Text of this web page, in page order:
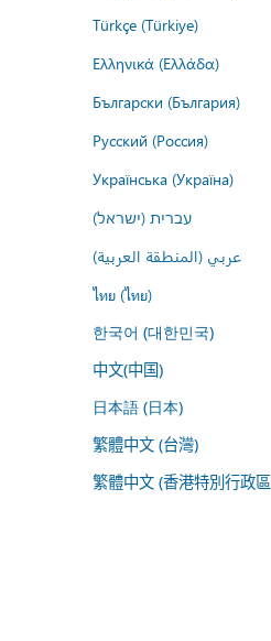
Türkçe (Türkiye)
Ελληνικά (Ελλάδα)
Български (България)
Русский (Россия)
Українська (Україна)
עברית (ישראל)
عربي (المنطقة العربية)
ไทย (ไทย)
한국어 (대한민국)
中文(中国)
日本語 (日本)
繁體中文 (台灣)
繁體中文 (香港特別行政